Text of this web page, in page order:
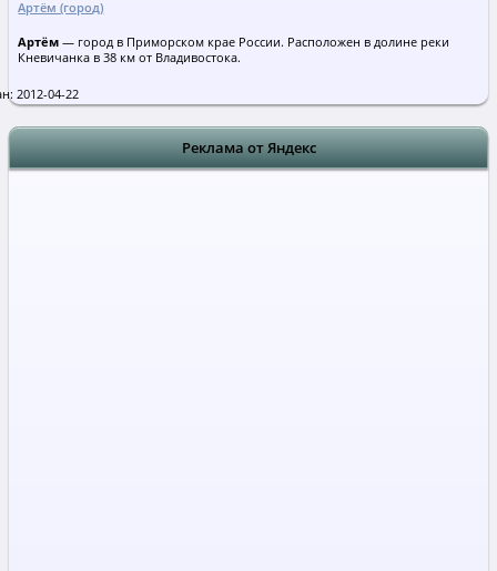
Артём (город)
Артём — город в Приморском крае России. Расположен в долине реки
Кневичанка в 38 км от Владивостока.
2012-04-22
Реклама от Яндекс